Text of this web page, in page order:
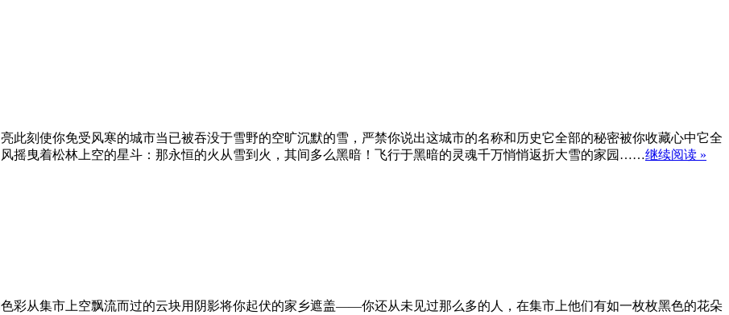
此刻使你免受风寒的城市当已被吞没于雪野的空旷沉默的雪，严禁你说出这城市的名称和历史它全部的秘密被你收藏心中它全
曳着松林上空的星斗：那永恒的火从雪到火，其间多么黑暗！飞行于黑暗的灵魂千万悄悄返折大雪的家园……继续阅读 »
彩从集市上空飘流而过的云块用阴影将你起伏的家乡遮盖——你还从未见过那么多的人，在集市上他们有如一枚枚黑色的花朵